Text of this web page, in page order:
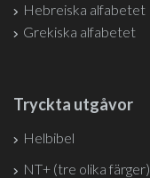
Hebreiska alfabetet
Grekiska alfabetet
Tryckta utgåvor
Helbibel
NT+ (tre olika färger)